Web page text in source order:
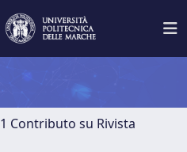
1 Contributo su Rivista